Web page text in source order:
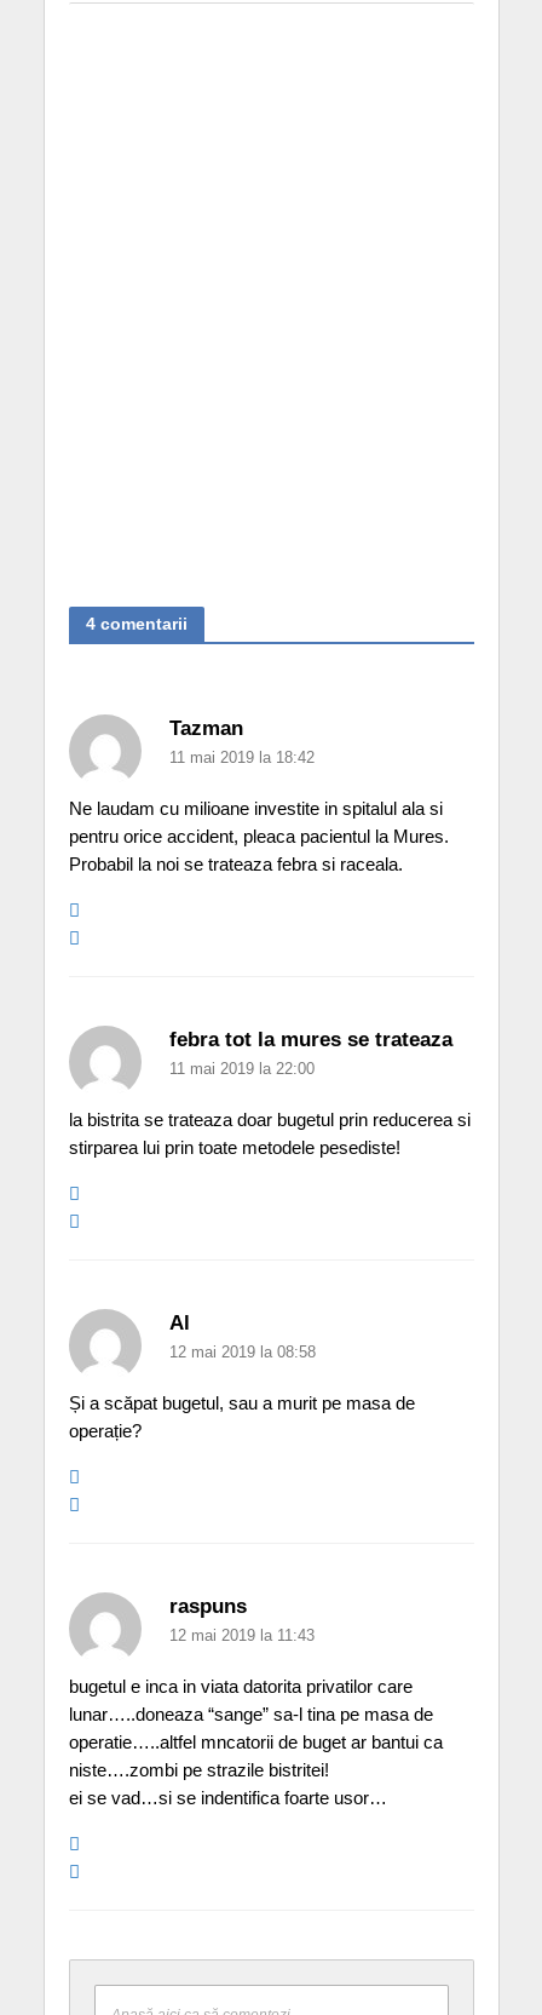
4 comentarii
Tazman
11 mai 2019 la 18:42
Ne laudam cu milioane investite in spitalul ala si
pentru orice accident, pleaca pacientul la Mures.
Probabil la noi se trateaza febra si raceala.
febra tot la mures se trateaza
11 mai 2019 la 22:00
la bistrita se trateaza doar bugetul prin reducerea si
stirparea lui prin toate metodele pesediste!
Al
12 mai 2019 la 08:58
Și a scăpat bugetul, sau a murit pe masa de
operație?
raspuns
12 mai 2019 la 11:43
bugetul e inca in viata datorita privatilor care
lunar…..doneaza “sange” sa-l tina pe masa de
operatie…..altfel mncatorii de buget ar bantui ca
niste….zombi pe strazile bistritei!
ei se vad…si se indentifica foarte usor…